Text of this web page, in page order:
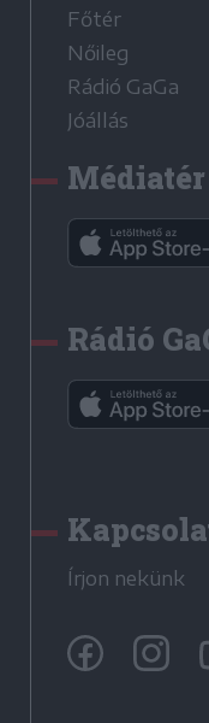
Főtér
Nőileg
Rádió GaGa
Jóállás
Rádió
Írjon nekünk